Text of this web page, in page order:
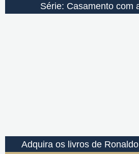
Série: Casamento com
Adquira os livros de